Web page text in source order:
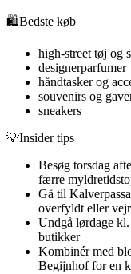
🛍️Bedste køb
high-street tøj og
designerparfumer
håndtasker og
souvenirs og
sneakers
💡Insider tips
Besøg torsdag
færre
Gå til
overfyldt eller
Undgå lørdage
butikker
Kombinér med
Begijnhof for en